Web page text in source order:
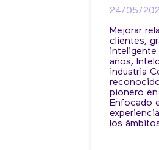
24/05/
Mejorar
clientes,
inteligente
años,
industria
pionero
Enfocado
los